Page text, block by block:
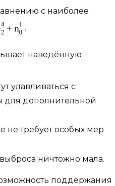
с наиболее
.
наведённую
улавливаться с
для дополнительной
не требует особых мер
ничтожно мала.
поддержания